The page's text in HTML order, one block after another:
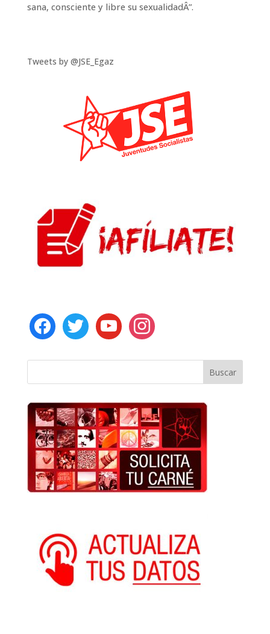
sana, consciente y libre su sexualidadÂ”.
Tweets by @JSE_Egaz